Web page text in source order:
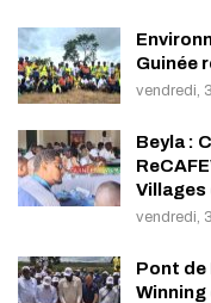
Guinée
vendredi,
Beyla :
Villages
vendredi,
Pont de